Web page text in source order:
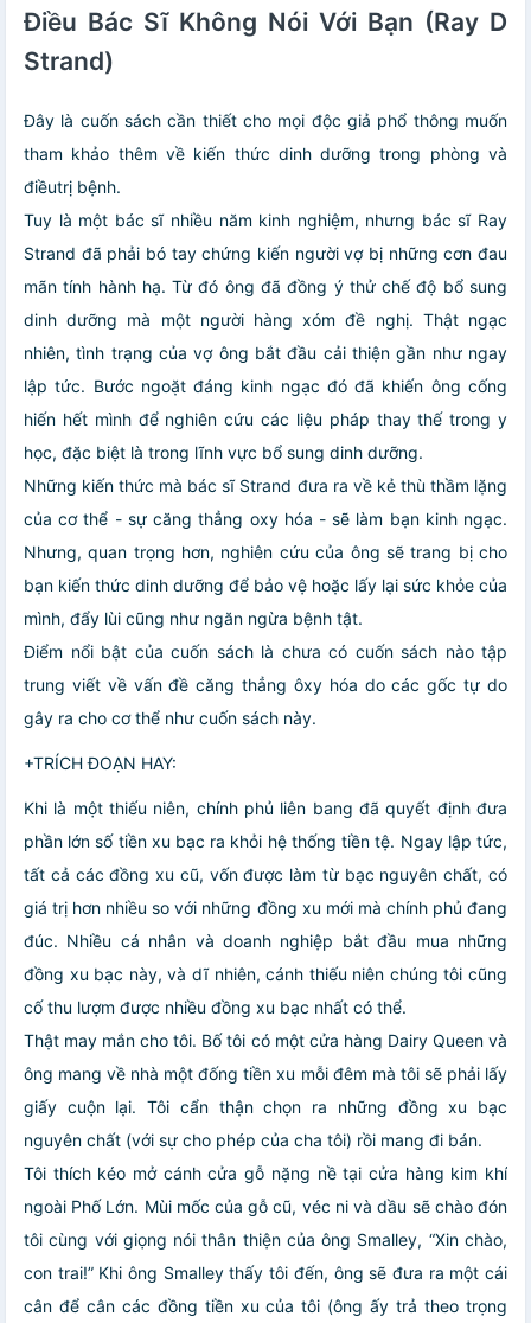
Điều Bác Sĩ Không Nói Với Bạn (Ray D
Strand)
Đây là cuốn sách cần thiết cho mọi độc giả phổ thông muốn
tham khảo thêm về kiến thức dinh dưỡng trong phòng và
điềutrị bệnh.
Tuy là một bác sĩ nhiều năm kinh nghiệm, nhưng bác sĩ Ray
Strand đã phải bó tay chứng kiến người vợ bị những cơn đau
mãn tính hành hạ. Từ đó ông đã đồng ý thử chế độ bổ sung
dinh dưỡng mà một người hàng xóm đề nghị. Thật ngạc
nhiên, tình trạng của vợ ông bắt đầu cải thiện gần như ngay
lập tức. Bước ngoặt đáng kinh ngạc đó đã khiến ông cống
hiến hết mình để nghiên cứu các liệu pháp thay thế trong y
học, đặc biệt là trong lĩnh vực bổ sung dinh dưỡng.
Những kiến thức mà bác sĩ Strand đưa ra về kẻ thù thầm lặng
của cơ thể - sự căng thẳng oxy hóa - sẽ làm bạn kinh ngạc.
Nhưng, quan trọng hơn, nghiên cứu của ông sẽ trang bị cho
bạn kiến thức dinh dưỡng để bảo vệ hoặc lấy lại sức khỏe của
mình, đẩy lùi cũng như ngăn ngừa bệnh tật.
Điểm nổi bật của cuốn sách là chưa có cuốn sách nào tập
trung viết về vấn đề căng thẳng ôxy hóa do các gốc tự do
gây ra cho cơ thể như cuốn sách này.
+TRÍCH ĐOẠN HAY:
Khi là một thiếu niên, chính phủ liên bang đã quyết định đưa
phần lớn số tiền xu bạc ra khỏi hệ thống tiền tệ. Ngay lập tức,
tất cả các đồng xu cũ, vốn được làm từ bạc nguyên chất, có
giá trị hơn nhiều so với những đồng xu mới mà chính phủ đang
đúc. Nhiều cá nhân và doanh nghiệp bắt đầu mua những
đồng xu bạc này, và dĩ nhiên, cánh thiếu niên chúng tôi cũng
cố thu lượm được nhiều đồng xu bạc nhất có thể.
Thật may mắn cho tôi. Bố tôi có một cửa hàng Dairy Queen và
ông mang về nhà một đống tiền xu mỗi đêm mà tôi sẽ phải lấy
giấy cuộn lại. Tôi cẩn thận chọn ra những đồng xu bạc
nguyên chất (với sự cho phép của cha tôi) rồi mang đi bán.
Tôi thích kéo mở cánh cửa gỗ nặng nề tại cửa hàng kim khí
ngoài Phố Lớn. Mùi mốc của gỗ cũ, véc ni và dầu sẽ chào đón
tôi cùng với giọng nói thân thiện của ông Smalley, “Xin chào,
con trai!” Khi ông Smalley thấy tôi đến, ông sẽ đưa ra một cái
cân để cân các đồng tiền xu của tôi (ông ấy trả theo trọng